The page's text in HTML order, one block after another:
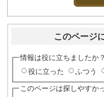
このページ
情報は役に立ちましたか？
役に立った
ふつう
このページは探しやすか